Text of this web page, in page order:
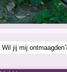
Wil jij mij